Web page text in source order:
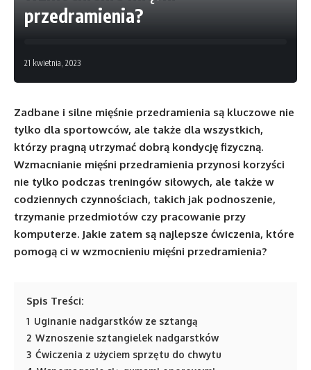
przedramienia?
21 kwietnia, 2023
Zadbane i silne mięśnie przedramienia są kluczowe nie
tylko dla sportowców, ale także dla wszystkich,
którzy pragną utrzymać dobrą kondycję fizyczną.
Wzmacnianie mięśni przedramienia przynosi korzyści
nie tylko podczas treningów siłowych, ale także w
codziennych czynnościach, takich jak podnoszenie,
trzymanie przedmiotów czy pracowanie przy
komputerze. Jakie zatem są najlepsze ćwiczenia, które
pomogą ci w wzmocnieniu mięśni przedramienia?
Spis Treści:
1 Uginanie nadgarstków ze sztangą
2 Wznoszenie sztangielek nadgarstków
3 Ćwiczenia z użyciem sprzętu do chwytu